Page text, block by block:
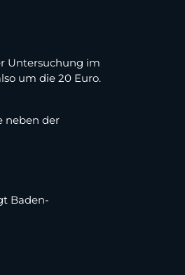
Untersuchung im
um die 20 Euro.
neben der
Baden-